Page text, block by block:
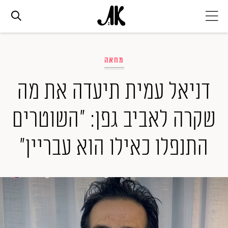
אופנה
ביוטי
סלבס
ערוצים נוספים
המגזין
מחאה
דניאל עמית תיעדה את מה
שקרה לאביב גפן: "השוטרים
התנפלו כאילו הוא עבריין"